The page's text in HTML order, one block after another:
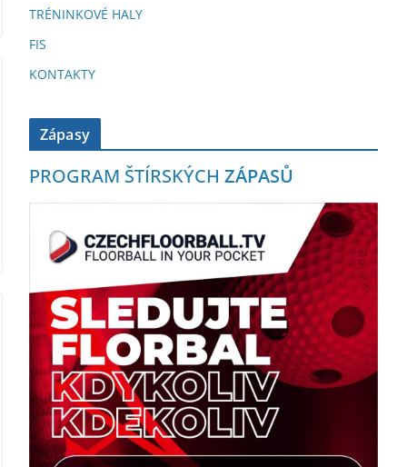
TRÉNINKOVÉ HALY
FIS
KONTAKTY
Zápasy
PROGRAM ŠTÍRSKÝCH ZÁPASŮ